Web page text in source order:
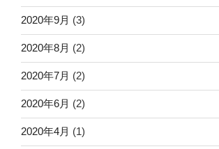
2020年9月 (3)
2020年8月 (2)
2020年7月 (2)
2020年6月 (2)
2020年4月 (1)